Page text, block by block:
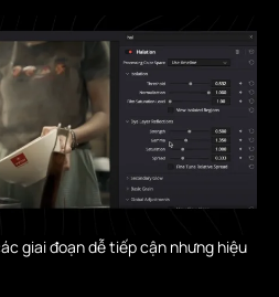
giai đoạn dễ tiếp cận nhưng hiệu